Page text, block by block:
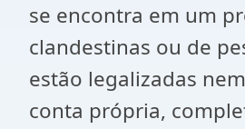
se encontra em um
clandestinas ou de
estão legalizadas
conta própria,